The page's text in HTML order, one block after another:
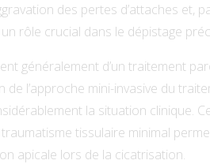
des pertes d’attaches et,
rôle crucial dans le dépistage
généralement d’un traitement
de l’approche mini-invasive du
la situation clinique.
tissulaire minimal
apicale lors de la cicatrisation.